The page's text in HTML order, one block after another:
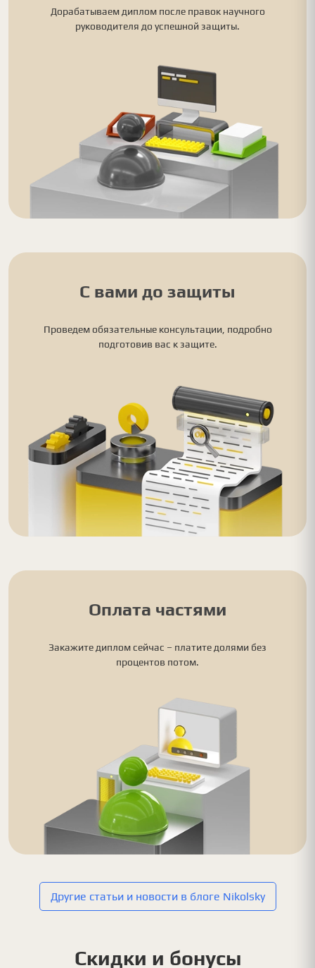
Дорабатываем диплом после правок научного
руководителя до успешной защиты.
С вами до защиты
Проведем обязательные консультации, подробно
подготовив вас к защите.
Оплата частями
Закажите диплом сейчас – платите долями без
процентов потом.
Другие статьи и новости в блоге Nikolsky
Скидки и бонусы